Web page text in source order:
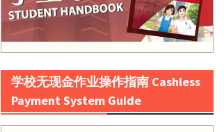
学校无现金作业操作指南 Cashless
Payment System Guide